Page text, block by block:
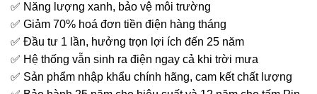
✅ Năng lượng xanh, bảo vệ môi trường
✅ Giảm 70% hoá đơn tiền điện hàng tháng
✅ Đầu tư 1 lần, hưởng trọn lợi ích đến 25 năm
✅ Hệ thống vẫn sinh ra điện ngay cả khi trời mưa
✅ Sản phẩm nhập khẩu chính hãng, cam kết chất lượng